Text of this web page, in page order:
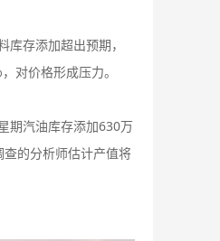
库存添加超出预期，
对价格形成压力。
期汽油库存添加630万
的分析师估计产值将